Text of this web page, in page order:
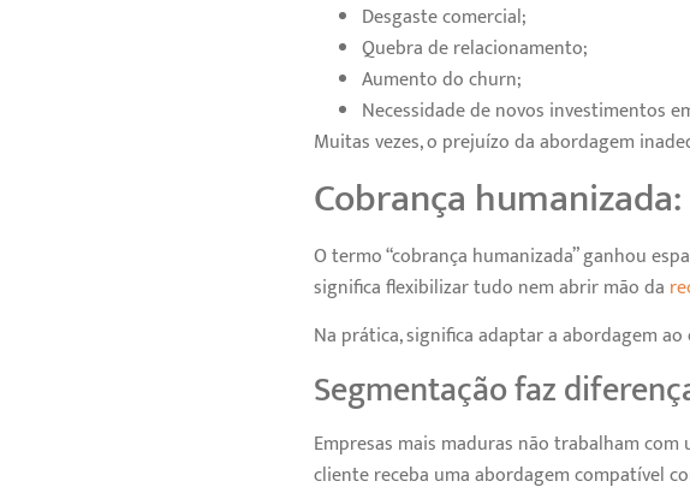
Desgaste comercial;
Quebra de relacionamento;
Aumento do churn;
Necessidade de novos investimentos
Muitas vezes, o prejuízo da abordagem
Cobrança
O termo “cobrança humanizada” ganhou
significa flexibilizar tudo nem abrir mão da
Na prática, significa adaptar a abordagem
Segmentação faz
Empresas mais maduras não trabalham
cliente receba uma abordagem compatível